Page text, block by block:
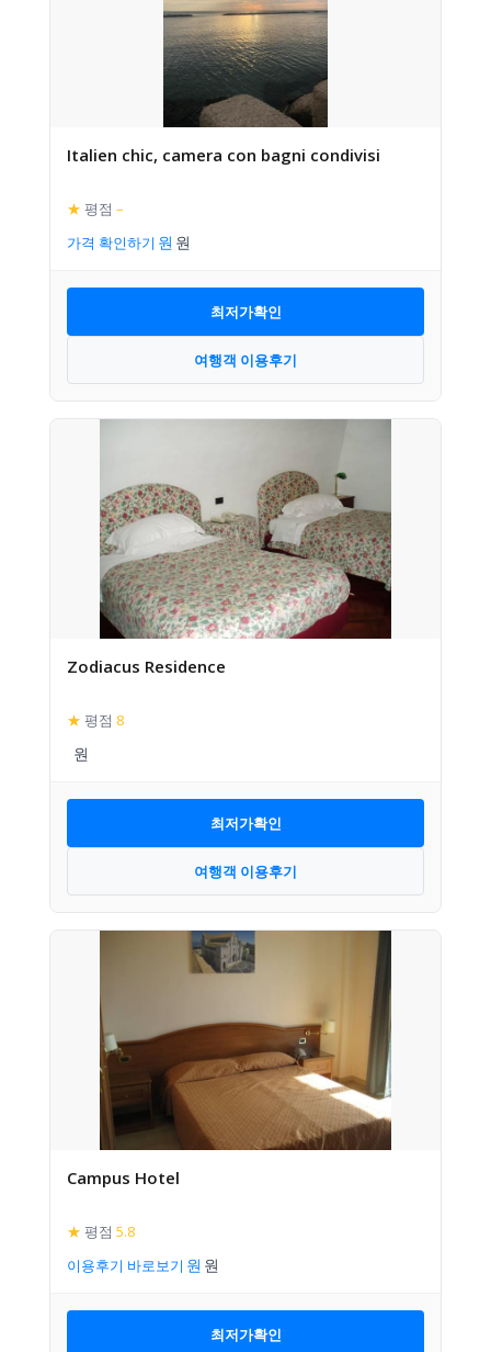
Italien chic, camera con bagni condivisi
★ 평점 –
가격 확인하기
최저가확인
여행객 이용후기
Zodiacus Residence
★ 평점 8
최저가확인
여행객 이용후기
Campus Hotel
★ 평점 5.8
이용후기 바로보기
최저가확인